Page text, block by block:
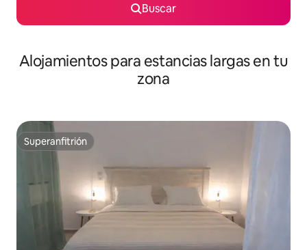
Buscar
Alojamientos para estancias largas en tu
zona
Superanfitrión
Superanfitrión